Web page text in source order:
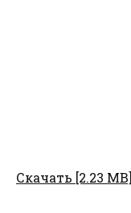
Скачать [2.23 MB]